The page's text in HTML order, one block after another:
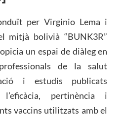
per Virginio Lema i
mitjà bolivià “BUNK3R”
un espai de diàleg en
de la salut
i estudis publicats
pertinència i
vaccins utilitzats amb el